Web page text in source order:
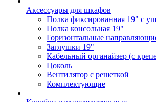
Аксессуары для шкафов
Полка фиксированная 19" с
Полка консольная 19"
Горизонтальные
Заглушки 19"
Кабельный органайзер (с
Цоколь
Вентилятор с решеткой
Комплектующие